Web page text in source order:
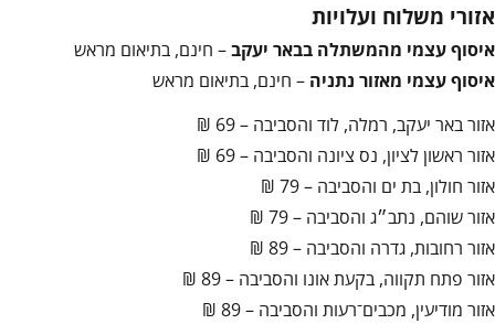
אזורי משלוח ועלויות
איסוף עצמי מהמשתלה בבאר יעקב– חינם, בתיאום מראש
איסוף עצמי מאזור נתניה – חינם, בתיאום מראש
אזור באר יעקב, רמלה, לוד והסביבה – 69 ₪
אזור ראשון לציון, נס ציונה והסביבה – 69 ₪
אזור חולון, בת ים והסביבה – 79 ₪
אזור שוהם, נתב״ג והסביבה – 79 ₪
אזור רחובות, גדרה והסביבה – 89 ₪
אזור פתח תקווה, בקעת אונו והסביבה – 89 ₪
אזור מודיעין, מכבים־רעות והסביבה – 89 ₪